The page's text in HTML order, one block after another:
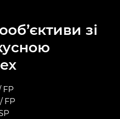
зі
FP
FP